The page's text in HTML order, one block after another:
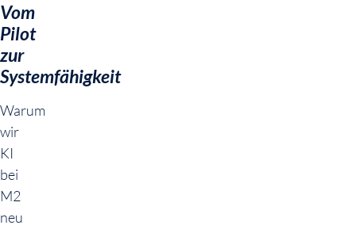
Vom
Pilot
zur
Systemfähigkeit
Warum
wir
KI
bei
M2
neu